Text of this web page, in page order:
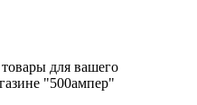
для вашего
"500ампер"